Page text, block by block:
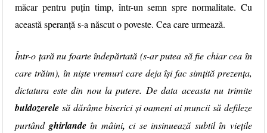
măcar pentru puțin timp, într-un semn spre normalitate. Cu
această speranță s-a născut o poveste. Cea care urmează.
Într-o țară nu foarte îndepărtată (s-ar putea să fie chiar cea în
care trăim), în niște vremuri care deja își fac simțită prezența,
dictatura este din nou la putere. De data aceasta nu trimite
buldozerelesă dărâme biserici și oameni ai muncii să defileze
purtând ghirlandeîn mâini,ci se insinuează subtil în viețile